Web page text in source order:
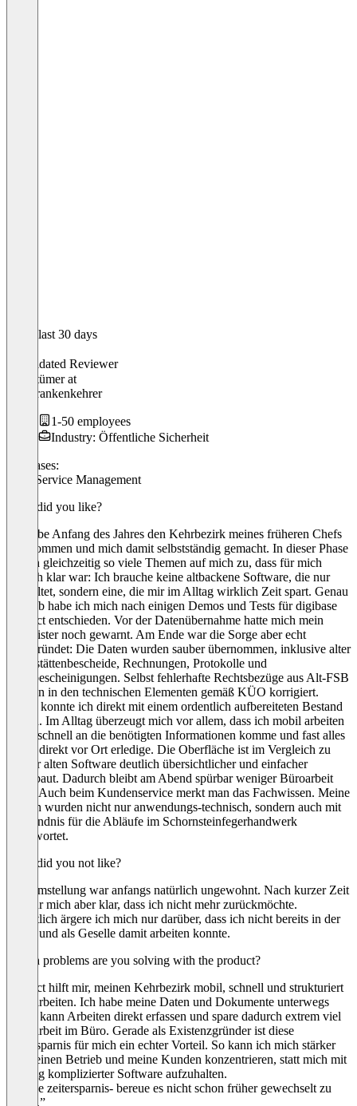
In the last 30 days
Validated Reviewer
Eigentümerat
Der Frankenkehrer
1-50 employees
Industry: Öffentliche Sicherheit
Use cases:
Field Service Management
What did you like?
Ich habe Anfang des Jahres den Kehrbezirk meines früheren Chefs
übernommen und mich damit selbstständig gemacht. In dieser Phase
kamen gleichzeitig so viele Themen auf mich zu, dass für mich
einfach klar war: Ich brauche keine altbackene Software, die nur
verwaltet, sondern eine, die mir im Alltag wirklich Zeit spart. Genau
deshalb habe ich mich nach einigen Demos und Tests für digibase
connect entschieden. Vor der Datenübernahme hatte mich mein
Altmeister noch gewarnt. Am Ende war die Sorge aber echt
unbegründet: Die Daten wurden sauber übernommen, inklusive alter
Feuerstättenbescheide, Rechnungen, Protokolle und
Messbescheinigungen. Selbst fehlerhafte Rechtsbezüge aus Alt-FSB
wurden in den technischen Elementen gemäß KÜO korrigiert.
Damit konnte ich direkt mit einem ordentlich aufbereiteten Bestand
starten. Im Alltag überzeugt mich vor allem, dass ich mobil arbeiten
kann, schnell an die benötigten Informationen komme und fast alles
schon direkt vor Ort erledige. Die Oberfläche ist im Vergleich zu
meiner alten Software deutlich übersichtlicher und einfacher
aufgebaut. Dadurch bleibt am Abend spürbar weniger Büroarbeit
übrig. Auch beim Kundenservice merkt man das Fachwissen. Meine
Fragen wurden nicht nur anwendungs-technisch, sondern auch mit
Verständnis für die Abläufe im Schornsteinfegerhandwerk
beantwortet.
What did you not like?
Die Umstellung war anfangs natürlich ungewohnt. Nach kurzer Zeit
war für mich aber klar, dass ich nicht mehr zurückmöchte.
Eigentlich ärgere ich mich nur darüber, dass ich nicht bereits in der
Lehre und als Geselle damit arbeiten konnte.
Which problems are you solving with the product?
connect hilft mir, meinen Kehrbezirk mobil, schnell und strukturiert
zu bearbeiten. Ich habe meine Daten und Dokumente unterwegs
dabei, kann Arbeiten direkt erfassen und spare dadurch extrem viel
Nacharbeit im Büro. Gerade als Existenzgründer ist diese
Zeitersparnis für mich ein echter Vorteil. So kann ich mich stärker
auf meinen Betrieb und meine Kunden konzentrieren, statt mich mit
unnötig komplizierter Software aufzuhalten.
“Große zeitersparnis- bereue es nicht schon früher gewechselt zu
haben.”